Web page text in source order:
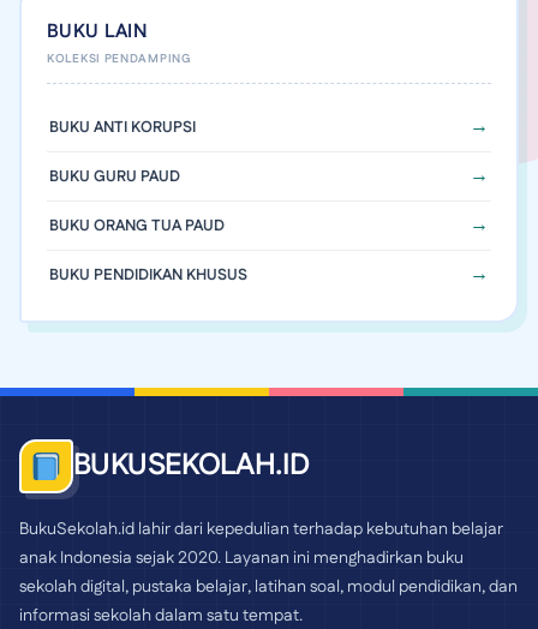
BUKU LAIN
BUKU ANTI KORUPSI
BUKU GURU PAUD
BUKU ORANG TUA PAUD
BUKU PENDIDIKAN KHUSUS
BUKUSEKOLAH.ID
BukuSekolah.id lahir dari kepedulian terhadap kebutuhan belajar
anak Indonesia sejak 2020. Layanan ini menghadirkan buku
sekolah digital, pustaka belajar, latihan soal, modul pendidikan, dan
informasi sekolah dalam satu tempat.